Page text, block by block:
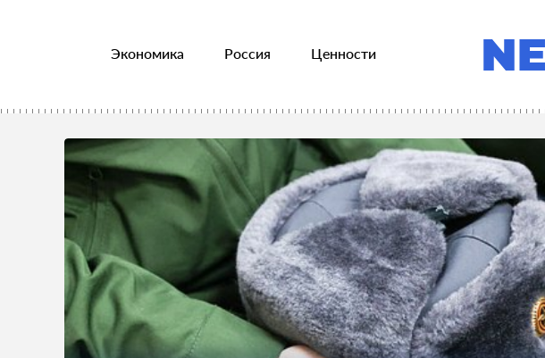
Экономика Россия Ценности